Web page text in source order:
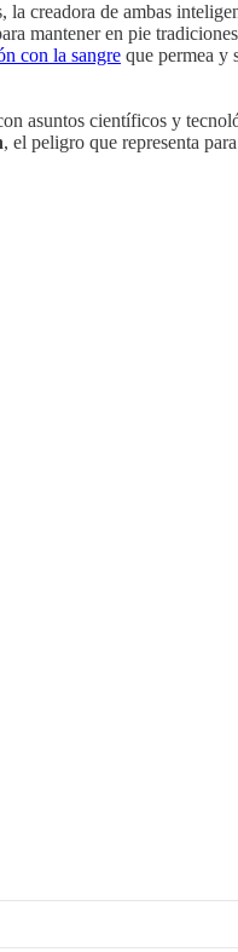
la creadora de ambas
mantener en pie
con la sangre que permea y
asuntos científicos y
, el peligro que representa